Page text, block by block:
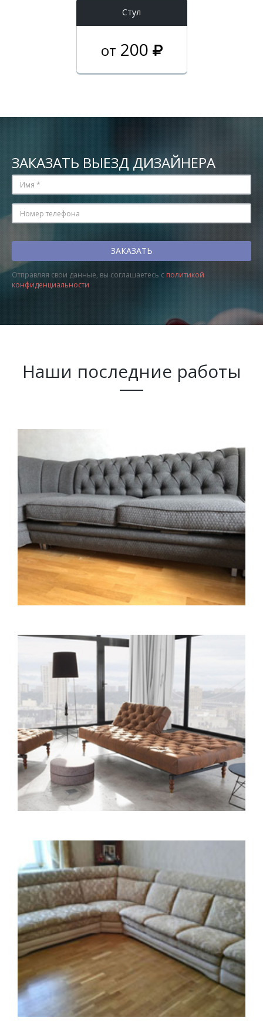
Стул
от 200
ЗАКАЗАТЬ ВЫЕЗД ДИЗАЙНЕРА
Отправляя свои данные, вы соглашаетесь с политикой
конфиденциальности
Наши последние работы